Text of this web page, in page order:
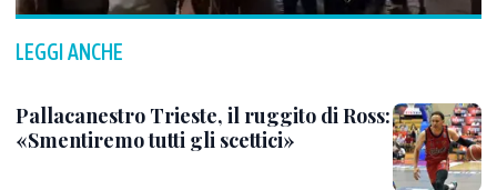
LEGGI ANCHE
Pallacanestro Trieste, il ruggito di Ross:
«Smentiremo tutti gli scettici»